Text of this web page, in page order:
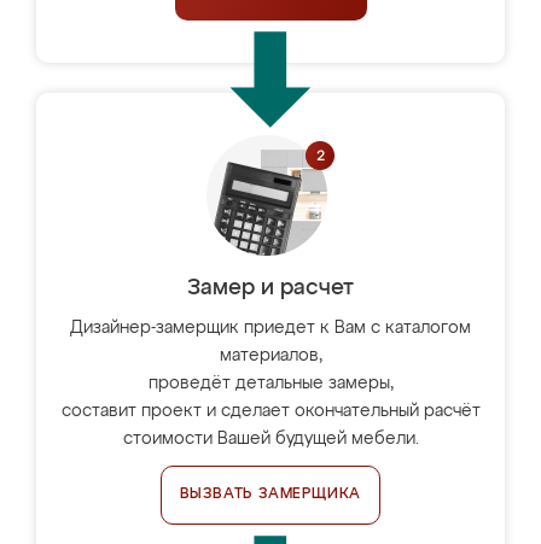
Замер и расчет
Дизайнер-замерщик приедет к Вам с каталогом
материалов,
проведёт детальные замеры,
составит проект и сделает окончательный расчёт
стоимости Вашей будущей мебели.
ВЫЗВАТЬ ЗАМЕРЩИКА